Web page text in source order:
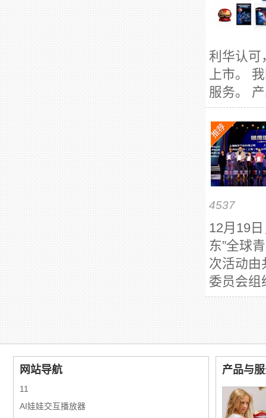
利华认可
上市。
服务。
4537
12月19
东”全球
次活动由
委员会组
网站导航
11
AI娃娃交互播放器
产品与